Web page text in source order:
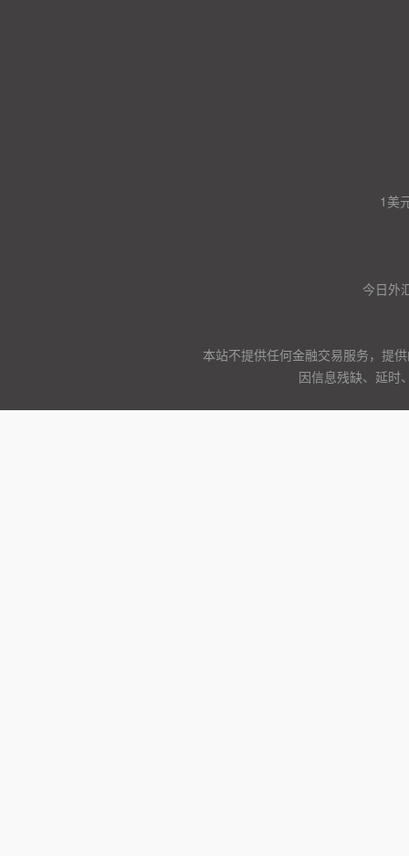
1美
今日外
本站不提供任何金融交易服务，提
因信息残缺、延时